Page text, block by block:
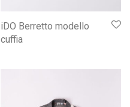
iDO Berretto modello
cuffia